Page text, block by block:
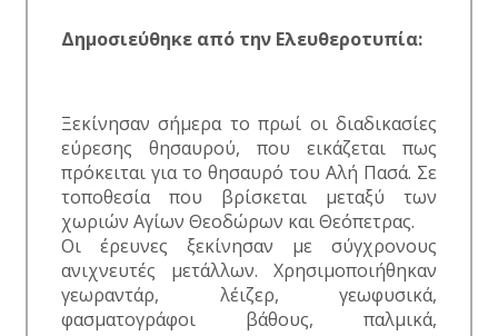
Δημοσιεύθηκε από την Ελευθεροτυπία:
Ξεκίνησαν σήμερα το πρωί οι διαδικασίες
εύρεσης θησαυρού, που εικάζεται πως
πρόκειται για το θησαυρό του Αλή Πασά. Σε
τοποθεσία που βρίσκεται μεταξύ των
χωριών Αγίων Θεοδώρων και Θεόπετρας.
Οι έρευνες ξεκίνησαν με σύγχρονους
ανιχνευτές μετάλλων. Χρησιμοποιήθηκαν
γεωραντάρ, λέιζερ, γεωφυσικά,
φασματογράφοι βάθους, παλμικά,